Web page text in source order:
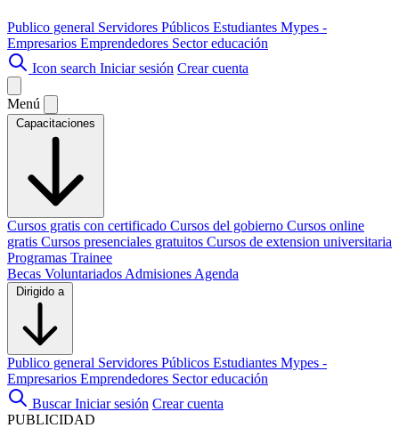
Publico general Servidores Públicos Estudiantes Mypes -
Empresarios Emprendedores Sector educación
Icon search Iniciar sesión Crear cuenta
Menú
Capacitaciones
Cursos gratis con certificado Cursos del gobierno Cursos online
gratis Cursos presenciales gratuitos Cursos de extension universitaria
Programas Trainee
Becas Voluntariados Admisiones Agenda
Dirigido a
Publico general Servidores Públicos Estudiantes Mypes -
Empresarios Emprendedores Sector educación
Buscar Iniciar sesión Crear cuenta
PUBLICIDAD